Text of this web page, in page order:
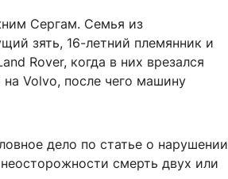
Сергам. Семья из
зять, 16-летний племянник и
Rover, когда в них врезался
Volvo, после чего машину
дело по статье о нарушении
смерть двух или